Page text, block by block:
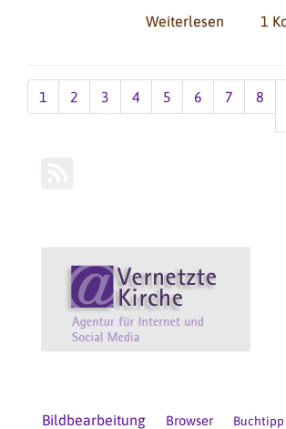
Weiterlesen 1
Seitennummerierung
Aktuelle
Seite
1 Seite
2 Seite
3 Seite
4 Seite
5 Seite
6 Seite
7 8
Bildbearbeitung Browser Buchtipp